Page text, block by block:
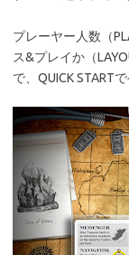
プレーヤー人数（
ス&プレイか（
で、QUICK START